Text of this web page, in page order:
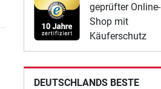
geprüfter Online-
Shop mit
Käuferschutz
DEUTSCHLANDS BESTE